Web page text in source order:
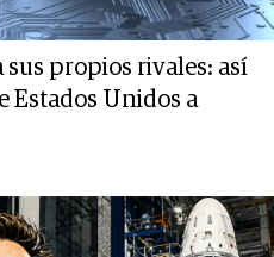
propios rivales: así
Estados Unidos a